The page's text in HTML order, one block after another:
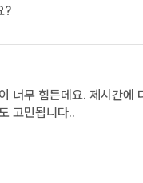
?
너무 힘든데요. 제시간에
고민됩니다..